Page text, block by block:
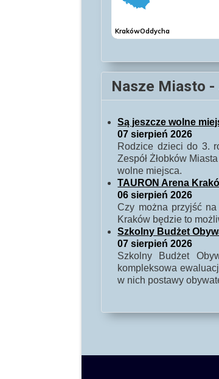
Nasze Miasto
Są jeszcze wolne
07 sierpień 2026
Rodzice dzieci do 3.
Zespół Żłobków
wolne miejsca.
TAURON Arena
06 sierpień 2026
Czy można przyjść
Kraków będzie to
Szkolny Budżet
07 sierpień 2026
Szkolny Budżet
kompleksowa
w nich postawy